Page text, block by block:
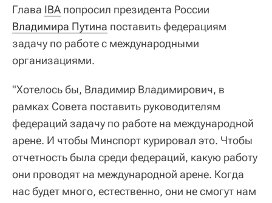
Глава IBA попросил президента России
Владимира Путина поставить федерациям
задачу по работе с международными
организациями.
"Хотелось бы, Владимир Владимирович, в
рамках Совета поставить руководителям
федераций задачу по работе на международной
арене. И чтобы Минспорт курировал это. Чтобы
отчетность была среди федераций, какую работу
они проводят на международной арене. Когда
нас будет много, естественно, они не смогут нам